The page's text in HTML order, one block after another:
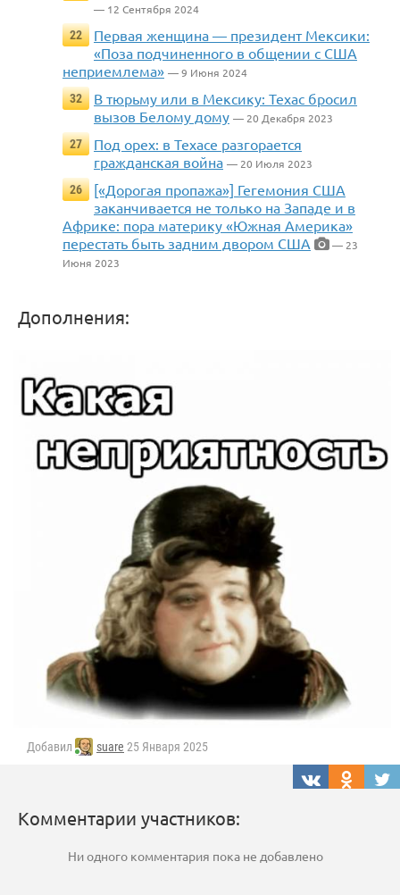
— 12 Сентября 2024
22
Первая женщина — президент Мексики:
«Поза подчиненного в общении с США
неприемлема» — 9 Июня 2024
32
В тюрьму или в Мексику: Техас бросил
вызов Белому дому — 20 Декабря 2023
27
Под орех: в Техасе разгорается
гражданская война — 20 Июля 2023
26
[«Дорогая пропажа»] Гегемония США
заканчивается не только на Западе и в
Африке: пора материку «Южная Америка»
перестать быть задним двором США
— 23
Июня 2023
Дополнения:
Добавил suare 25 Января 2025
Комментарии участников:
Ни одного комментария пока не добавлено